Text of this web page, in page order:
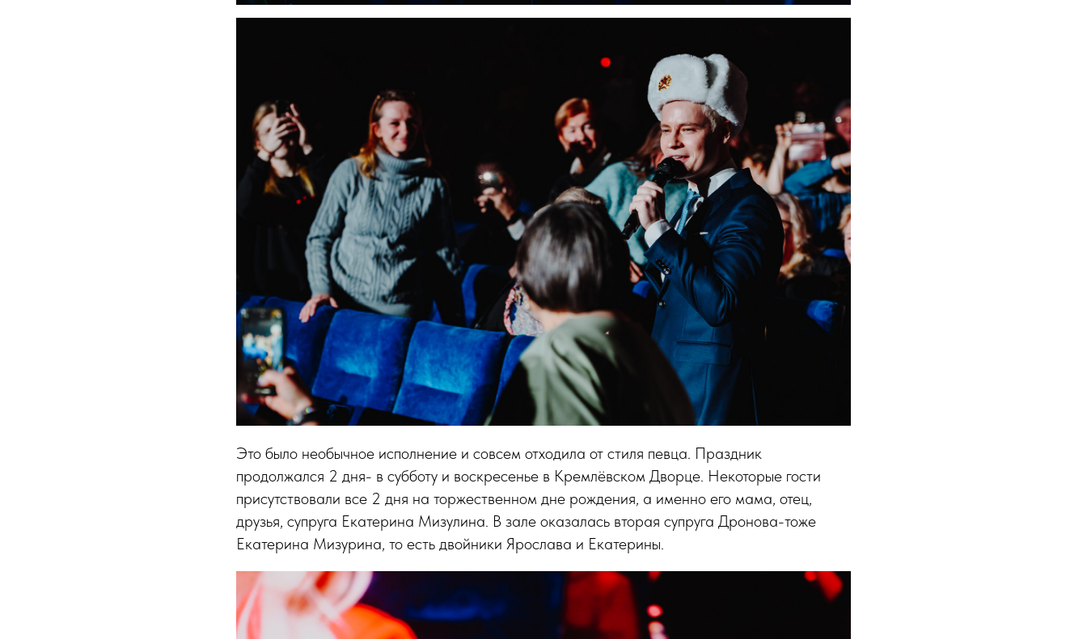
Это было необычное исполнение и совсем отходила от стиля певца. Праздник
продолжался 2 дня- в субботу и воскресенье в Кремлёвском Дворце. Некоторые гости
присутствовали все 2 дня на торжественном дне рождения, а именно его мама, отец,
друзья, супруга Екатерина Мизулина. В зале оказалась вторая супруга Дронова-тоже
Екатерина Мизурина, то есть двойники Ярослава и Екатерины.